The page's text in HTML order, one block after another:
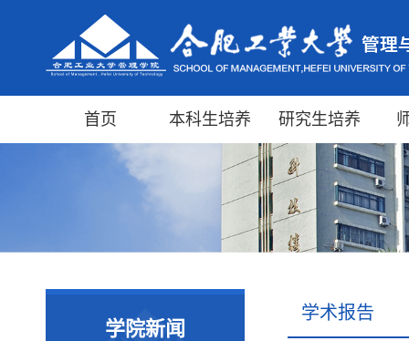
首页 本科生培养 研究生培养
学院新闻
学术报告